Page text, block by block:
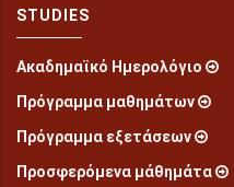
STUDIES
Ακαδημαϊκό Ημερολόγιο
Πρόγραμμα μαθημάτων
Πρόγραμμα εξετάσεων
Προσφερόμενα μάθημάτα